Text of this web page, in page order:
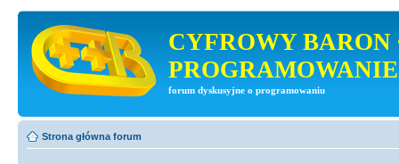
CYFROWY BARON
PROGRAMOWANIE
forum dyskusyjne o programowaniu
Strona główna forum